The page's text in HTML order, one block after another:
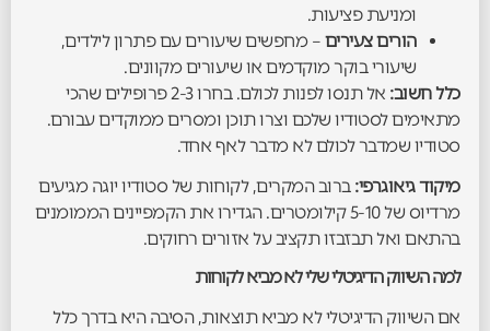
ומניעת פציעות.
הורים צעירים – מחפשים שיעורים עם פתרון לילדים,
שיעורי בוקר מוקדמים או שיעורים מקוונים.
כלל חשוב:
אל תנסו לפנות לכולם. בחרו 2-3 פרופילים שהכי
מתאימים לסטודיו שלכם וצרו תוכן ומסרים ממוקדים עבורם.
סטודיו שמדבר לכולם לא מדבר לאף אחד.
מיקוד גיאוגרפי: ברוב המקרים, לקוחות של סטודיו יוגה מגיעים
מרדיוס של 5-10 קילומטרים. הגדירו את הקמפיינים הממומנים
בהתאם ואל תבזבזו תקציב על אזורים רחוקים.
למה השיווק הדיגיטלי שלי לא מביא לקוחות
אם השיווק הדיגיטלי לא מביא תוצאות, הסיבה היא בדרך כלל